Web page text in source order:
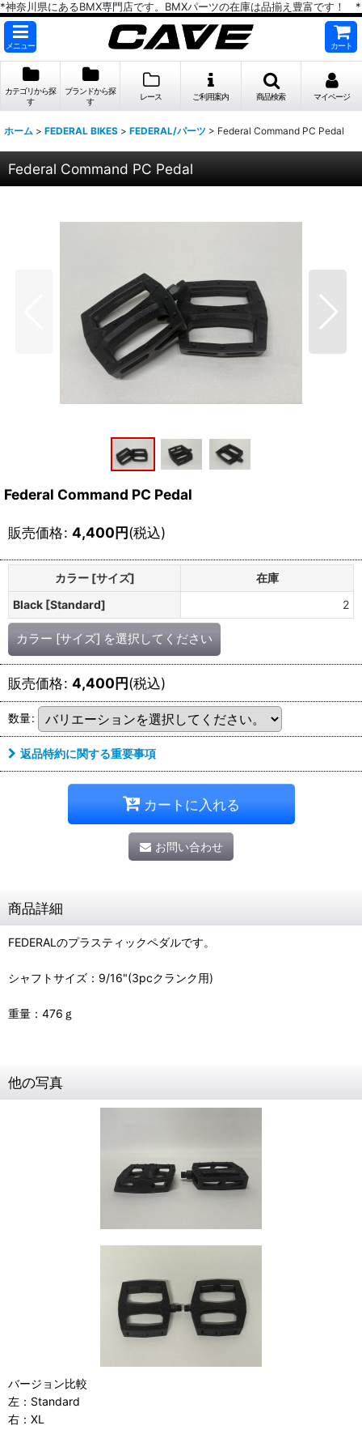
*神奈川県にあるBMX専門店です。BMXパーツの在庫は品揃え豊富です！ *
メニュー カート
カテゴリから探
す
ブランドから探
す
レース ご利用案内 商品検索 マイページ
ホーム > FEDERAL BIKES > FEDERAL/パーツ > Federal Command PC Pedal
Federal Command PC Pedal
Federal Command PC Pedal
販売価格: 4,400円(税込)
カラー [サイズ]
在庫
Black [Standard]
2
カラー [サイズ] を選択してください
販売価格: 4,400円(税込)
数量:
返品特約に関する重要事項
カートに入れる
お問い合わせ
商品詳細
FEDERALのプラスティックペダルです。
シャフトサイズ：9/16"(3pcクランク用)
重量：476ｇ
他の写真
バージョン比較
左：Standard
右：XL